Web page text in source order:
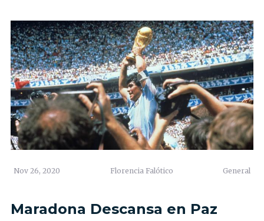
Nov 26, 2020 Florencia Falótico General
Maradona Descansa en Paz